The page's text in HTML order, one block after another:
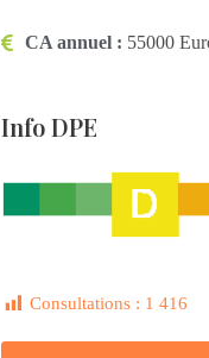
CA annuel : 55000
Info DPE
Consultations : 1 416